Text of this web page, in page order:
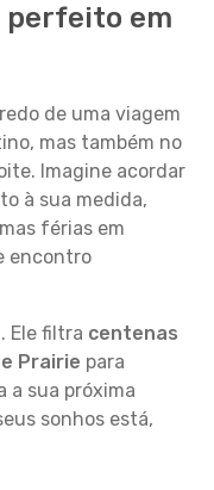
perfeito em
de uma viagem
mas também no
Imagine acordar
à sua medida,
férias em
encontro
Ele filtra centenas
Prairie para
a sua próxima
sonhos está,